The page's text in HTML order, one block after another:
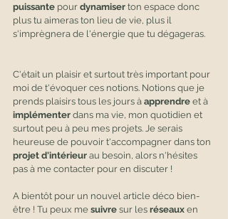
puissante pour dynamiser ton espace donc
plus tu aimeras ton lieu de vie, plus il
s'imprègnera de l'énergie que tu dégageras.
C'était un plaisir et surtout très important pour
moi de t'évoquer ces notions. Notions que je
prends plaisirs tous les jours à apprendre et à
implémenter dans ma vie, mon quotidien et
surtout peu à peu mes projets. Je serais
heureuse de pouvoir t'accompagner dans ton
projet d'intérieur au besoin, alors n'hésites
pas à me contacter pour en discuter !
A bientôt pour un nouvel article déco bien-
être ! Tu peux me suivre sur les réseaux en